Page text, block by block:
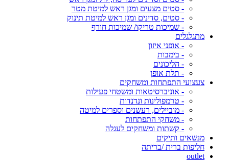
- סטים מצעים ומגן ראש למיטת מטר
- סטים, סדינים ומגן ראש למיטת תינוק
- שמיכות טריקו/ שמיכות חורף
מתגלגלים
- אופני איזון
- בימבות
- הליכונים
- תלת אופן
צעצועי התפתחות ומשחקים
- אוניברסיטאות ומשטחי פעילות
- טרמפולינות ונדנדות
- מוביילים, רעשנים וספרים למיטה
- משחקי התפתחות
- קשתות ומשחקים לעגלה
מנשאים ותיקים
חליפות ברית /בריתה
outlet